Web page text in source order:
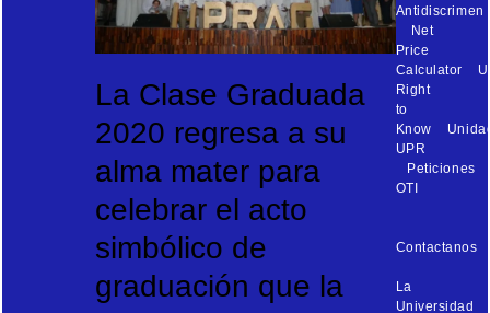
La Clase Graduada
2020 regresa a su
alma mater para
celebrar el acto
simbólico de
graduación que la
Antidiscrimen
Net
Price
Calculator
Right
to
Know
UPR
Peticiones
OTI
Contactanos
La
Universidad